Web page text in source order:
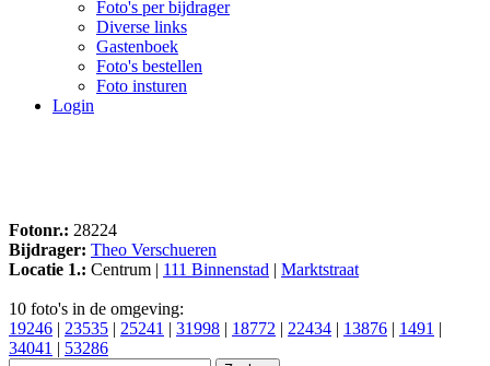
Foto's per bijdrager
Diverse links
Gastenboek
Foto's bestellen
Foto insturen
Login
Fotonr.: 28224
Bijdrager: Theo Verschueren
Locatie 1.: Centrum | 111 Binnenstad | Marktstraat
10 foto's in de omgeving:
19246 | 23535 | 25241 | 31998 | 18772 | 22434 | 13876 | 1491 |
34041 | 53286